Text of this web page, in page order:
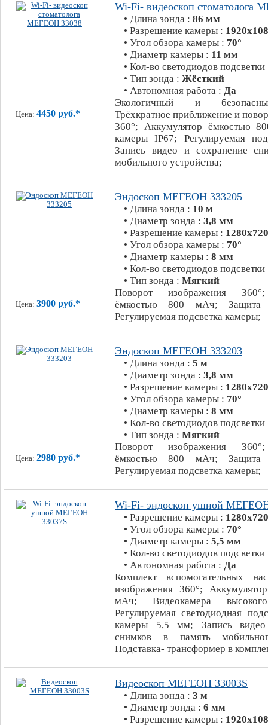
Цена: 4450 руб.*
Wi-Fi- видеоскоп стоматолога
• Длина зонда : 86 мм
• Разрешение камеры :
• Угол обзора камеры : 70°
• Диаметр камеры : 11 мм
• Кол-во светодиодов
• Тип зонда : Жёсткий
• Автономная работа : Да
Экологичный и
Трёхкратное приближение и
360°; Аккумулятор ёмкостью
камеры IP67; Регулируемая
Запись видео и сохранение
мобильного устройства;
Цена: 3900 руб.*
Эндоскоп МЕГЕОН 333205
• Длина зонда : 10 м
• Диаметр зонда : 3,8 мм
• Разрешение камеры :
• Угол обзора камеры : 70°
• Диаметр камеры : 8 мм
• Кол-во светодиодов
• Тип зонда : Мягкий
Поворот изображения
ёмкостью 800 мАч; Защита
Регулируемая подсветка камеры;
Цена: 2980 руб.*
Эндоскоп МЕГЕОН 333203
• Длина зонда : 5 м
• Диаметр зонда : 3,8 мм
• Разрешение камеры :
• Угол обзора камеры : 70°
• Диаметр камеры : 8 мм
• Кол-во светодиодов
• Тип зонда : Мягкий
Поворот изображения
ёмкостью 800 мАч; Защита
Регулируемая подсветка камеры;
Wi-Fi- эндоскоп ушной
• Разрешение камеры :
• Угол обзора камеры : 70°
• Диаметр камеры : 5,5 мм
• Кол-во светодиодов
• Автономная работа : Да
Комплект вспомогательных
изображения 360°;
мАч; Видеокамера
Регулируемая светодиодная
камеры 5,5 мм; Запись видео
снимков в память
Подставка- трансформер в
Видеоскоп МЕГЕОН 33003S
• Длина зонда : 3 м
• Диаметр зонда : 6 мм
• Разрешение камеры :